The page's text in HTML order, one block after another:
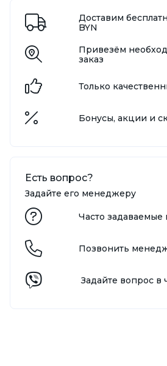
Доставим
BYN
Привезём
заказ
Только
Бонусы, акции и
Есть вопрос?
Задайте его менеджеру
Часто задаваемые
Позвонить
Задайте вопрос в